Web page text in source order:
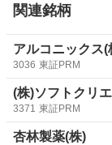
関連銘柄
アルコニックス(
3036 東証PRM
(株)ソフトクリ
3371 東証PRM
杏林製薬(株)